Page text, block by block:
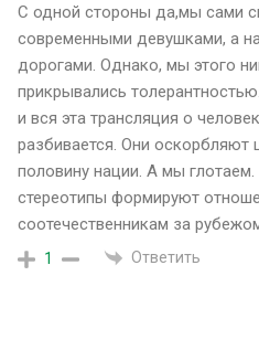
С одной стороны да,мы сами
современными девушками, а
дорогами. Однако, мы этого
прикрывались
и вся эта трансляция о
разбивается. Они
половину нации. А мы
стереотипы формируют
соотечественникам за
1 Ответить